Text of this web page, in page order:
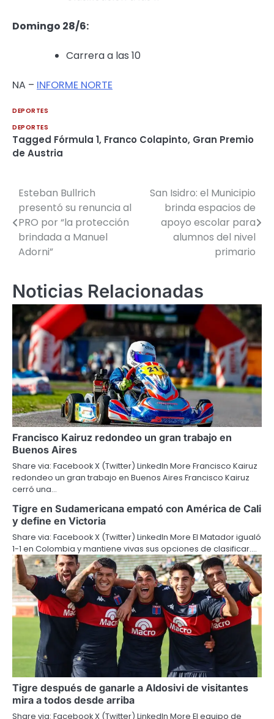
Domingo 28/6:
Carrera a las 10
NA – INFORME NORTE
DEPORTES
DEPORTES
Tagged Fórmula 1, Franco Colapinto, Gran Premio
de Austria
Navegación
de
entradas
Esteban Bullrich
presentó su renuncia al
PRO por “la protección
brindada a Manuel
Adorni”
San Isidro: el Municipio
brinda espacios de
apoyo escolar para
alumnos del nivel
primario
Noticias Relacionadas
Francisco Kairuz redondeo un gran trabajo en
Buenos Aires
Share via: Facebook X (Twitter) LinkedIn More Francisco Kairuz
redondeo un gran trabajo en Buenos Aires Francisco Kairuz
cerró una…
Tigre en Sudamericana empató con América de Cali
y define en Victoria
Share via: Facebook X (Twitter) LinkedIn More El Matador igualó
1-1 en Colombia y mantiene vivas sus opciones de clasificar.…
Tigre después de ganarle a Aldosivi de visitantes
mira a todos desde arriba
Share via: Facebook X (Twitter) LinkedIn More El equipo de